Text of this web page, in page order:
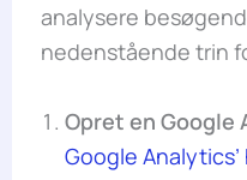
analysere
nedenstående trin
Opret en
Google